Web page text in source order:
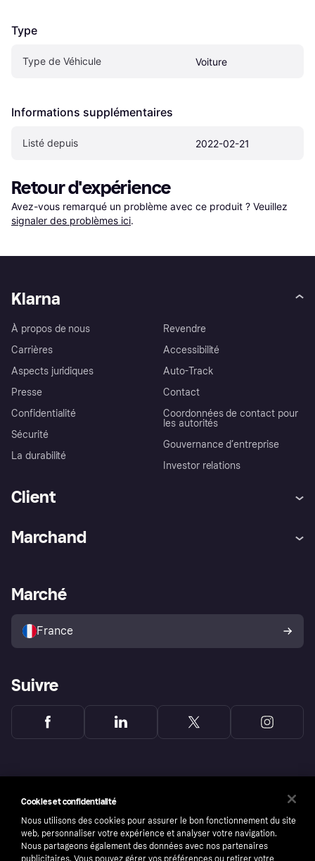
Type
Type de Véhicule Voiture
Informations supplémentaires
Listé depuis 2022-02-21
Retour d'expérience
Avez-vous remarqué un problème avec ce produit ? Veuillez
signaler des problèmes ici.
Klarna
À propos de nous
Carrières
Aspects juridiques
Presse
Confidentialité
Sécurité
La durabilité
Revendre
Accessibilité
Auto-Track
Contact
Coordonnées de contact pour
les autorités
Gouvernance d’entreprise
Investor relations
Client
Explorez les magasins
Politique de protection de
l’acheteur Klarna
Marchand
Portail Marchand
Marché
France
Suivre
Cookies et confidentialité
Nous utilisons des cookies pour assurer le bon fonctionnement du site
web, personnaliser votre expérience et analyser votre navigation.
Nous partageons également des données avec nos partenaires
publicitaires. Vous pouvez gérer vos préférences ou retirer votre